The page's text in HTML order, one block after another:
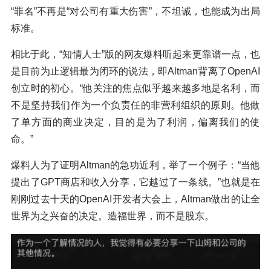
“罪名”不再是“对公司有重大伤害”，不坦诚，也能成为出局
标准。
相比于此，“知情人士”版的网友爆料听起来更靠谱一点，也
是目前为止逻辑最为闭环的说法，即Altman背离了OpenAI
创立时的初心。“他关注的焦点似乎越来越多地是名利，而
不是坚持我们作为一个负责任的非营利组织的原则。他做
了单方面的商业决定，目的是为了利润，偏离我们的使
命。”
爆料人为了证明Altman的急功近利，举了一个例子：“当他
提出了GPT商店和收入分享，它越过了一条线。”也就是在
刚刚过去十天的OpenAI开发者大会上，Altman做出的让全
世界为之兴奋的决定。造福世界，而不是股东。